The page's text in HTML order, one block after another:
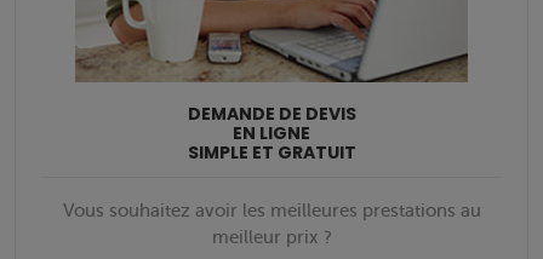
DEMANDE DE DEVIS
EN LIGNE
SIMPLE ET GRATUIT
Vous souhaitez avoir les meilleures prestations au
meilleur prix ?